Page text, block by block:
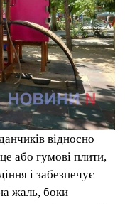
відносно
або гумові плити,
і забезпечує
жаль, боки